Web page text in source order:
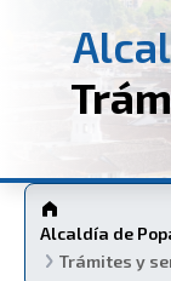
Alcaldía de
Trámites y